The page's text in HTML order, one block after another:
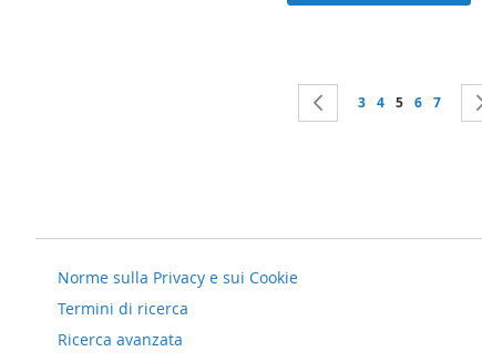
Pagina Pagina
Precedente
Pagina
3 Pagina
4 Attualmente
5 Pagina
6 Pagina
7
Norme sulla Privacy e sui Cookie
Termini di ricerca
Ricerca avanzata